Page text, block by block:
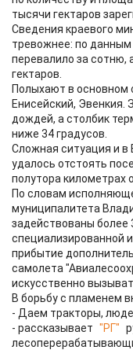
тысячи гектаров
Сведения краевого
тревожнее: по
перевалило за сотню,
гектаров.
Полыхают в основном
Енисейский,
дождей, а столбик
ниже 34 градусов.
Сложная ситуация и в
удалось отстоять
полутора километрах
По словам
муниципалитета
задействованы более
специализированной
прибытие
самолета
искусственно
В борьбу с пламенем
- Даем тракторы,
- рассказывает "РГ"